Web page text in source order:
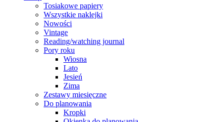
Tosiakowe papiery
Wszystkie naklejki
Nowości
Vintage
Reading/watching journal
Pory roku
Wiosna
Lato
Jesień
Zima
Zestawy miesięczne
Do planowania
Kropki